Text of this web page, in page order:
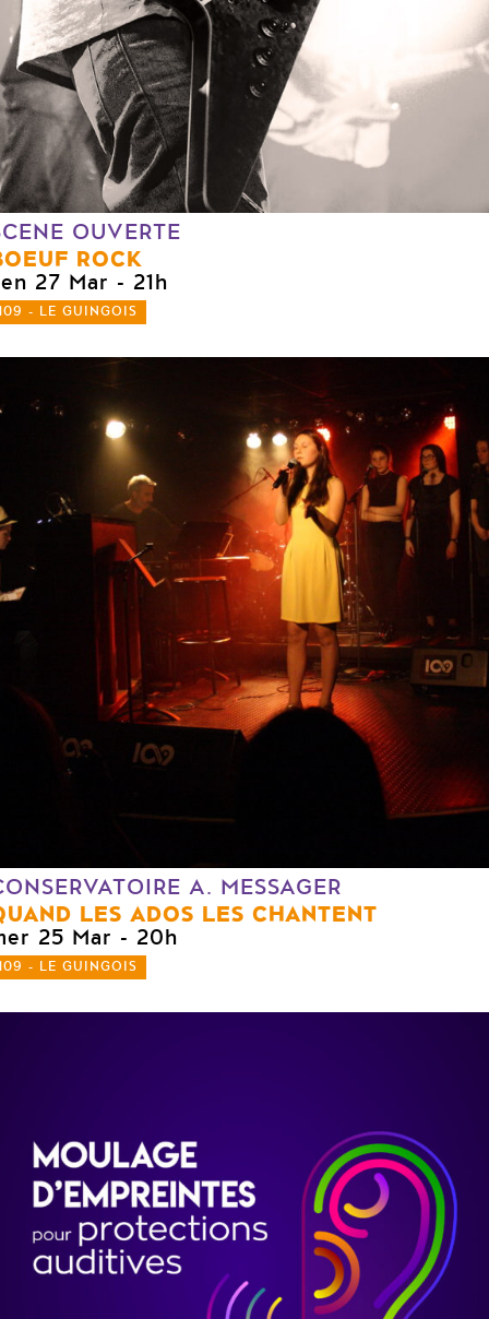
OUVERTE
ROCK
27 Mar - 21h
- LE GUINGOIS
A. MESSAGER
LES ADOS LES CHANTENT
25 Mar - 20h
- LE GUINGOIS